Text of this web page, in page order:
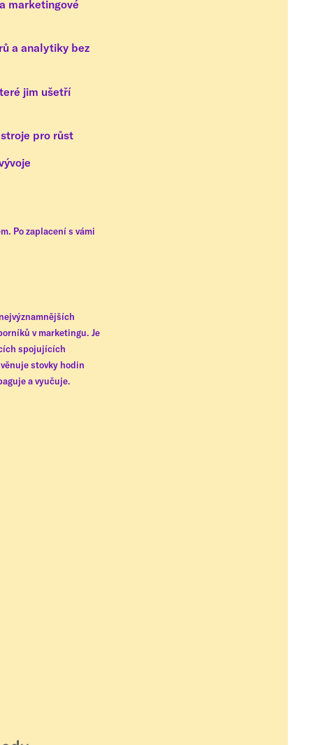
marketingové
a analytiky bez
jim ušetří
pro růst
Po zaplacení s vámi
v marketingu. Je
spojujících
stovky hodin
a vyučuje.